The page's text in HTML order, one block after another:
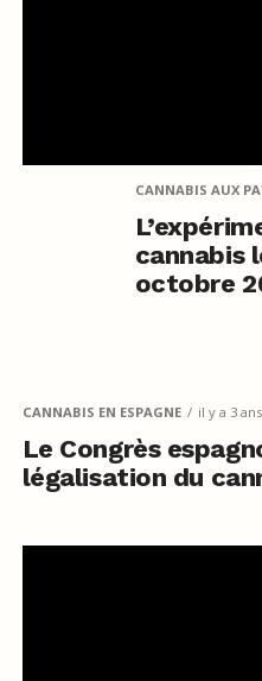
CANNABIS AUX
cannabis
octobre
CANNABIS EN ESPAGNE il y a 3 ans
Le Congrès
légalisation du